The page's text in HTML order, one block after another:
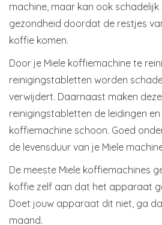
machine, maar kan ook schadelijk
gezondheid doordat de restjes
koffie komen.
Door je Miele koffiemachine te
reinigingstabletten worden
verwijdert. Daarnaast maken deze
reinigingstabletten de leidingen
koffiemachine schoon. Goed
de levensduur van je Miele
De meeste Miele koffiemachines
koffie zelf aan dat het apparaat
Doet jouw apparaat dit niet, ga
maand.